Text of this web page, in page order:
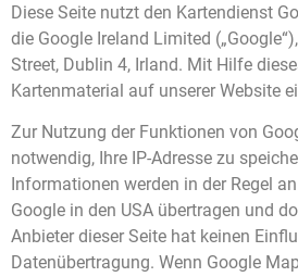
Diese Seite nutzt den Kartendienst
die Google Ireland Limited
Street, Dublin 4, Irland. Mit Hilfe
Kartenmaterial auf unserer Website
Zur Nutzung der Funktionen von
notwendig, Ihre IP-Adresse zu
Informationen werden in der Regel
Google in den USA übertragen und
Anbieter dieser Seite hat keinen
Datenübertragung. Wenn Google